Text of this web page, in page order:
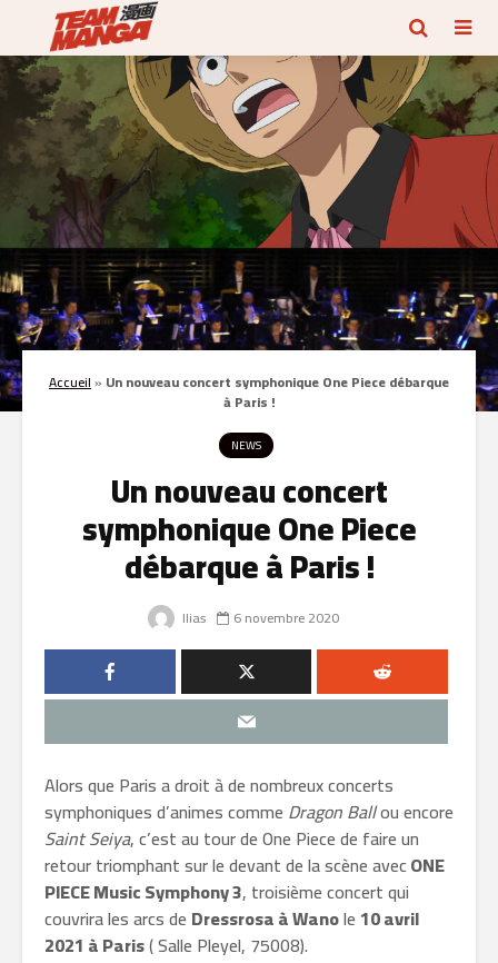
Accueil» Un nouveau concert symphonique One Piece débarque
à Paris !
NEWS
Un nouveau concert
symphonique One Piece
débarque à Paris !
Ilias 6 novembre 2020
Alors que Paris a droit à de nombreux concerts
symphoniques d’animes comme Dragon Ballou encore
Saint Seiya, c’est au tour de One Piece de faire un
retour triomphant sur le devant de la scène avecONE
PIECE Music Symphony 3, troisième concert qui
couvrira les arcs de Dressrosa à Wanole 10 avril
2021 à Paris( Salle Pleyel, 75008).